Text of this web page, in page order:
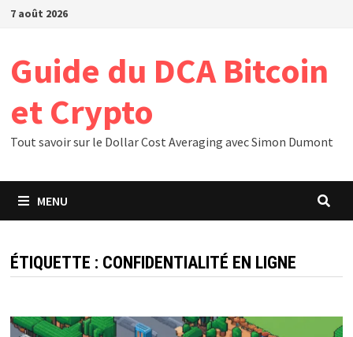
Passer
7 août 2026
Guide du DCA Bitcoin
et Crypto
Tout savoir sur le Dollar Cost Averaging avec Simon Dumont
MENU
ÉTIQUETTE : CONFIDENTIALITÉ EN LIGNE